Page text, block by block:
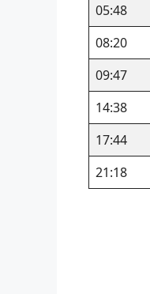
05:48
08:20
09:47
14:38
17:44
21:18